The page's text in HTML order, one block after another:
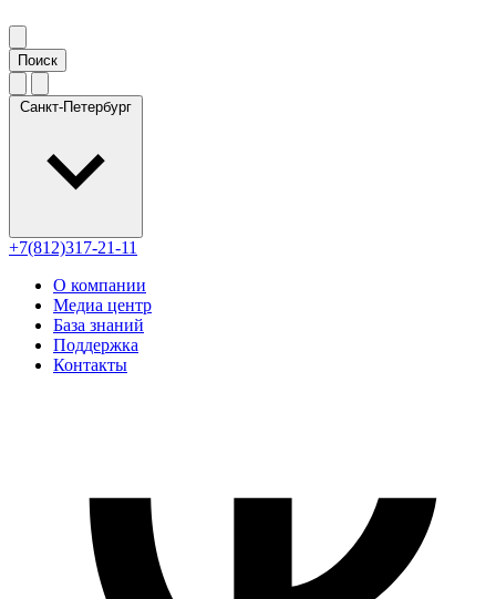
Санкт-Петербург
+7(812)317-21-11
О компании
Медиа центр
База знаний
Поддержка
Контакты